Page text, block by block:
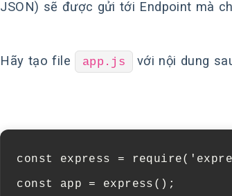
JSON) sẽ được gửi tới Endpoint mà
Hãy tạo file app.js với nội dung
const express = require(
const
app = express ();